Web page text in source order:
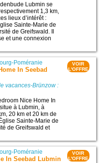
Lubmin se
1,3 km,
lieux d’intérêt :
Sainte-Marie de
de Greifswald. Il
et une connexion
Poméranie
In Seebad
vacances-Brünzow :
Nice Home In
à Lubmin, à
20 km et 20 km de
Sainte-Marie de
de Greifswald et
VOIR
L'OFFRE
Poméranie
In Seebad Lubmin
VOIR
L'OFFRE